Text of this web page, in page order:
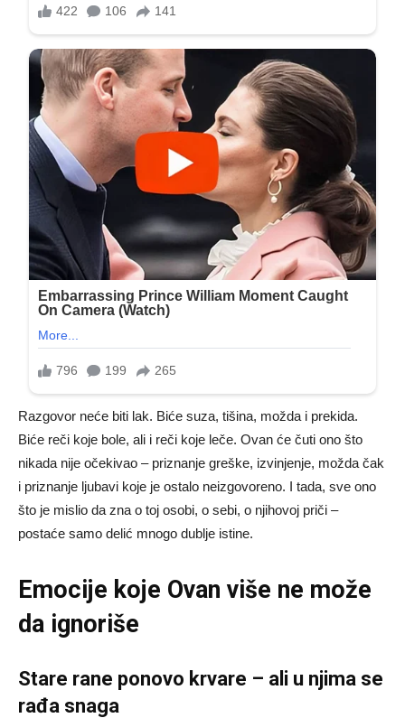
Razgovor neće biti lak. Biće suza, tišina, možda i prekida.
Biće reči koje bole, ali i reči koje leče. Ovan će čuti ono što
nikada nije očekivao – priznanje greške, izvinjenje, možda čak
i priznanje ljubavi koje je ostalo neizgovoreno. I tada, sve ono
što je mislio da zna o toj osobi, o sebi, o njihovoj priči –
postaće samo delić mnogo dublje istine.
Emocije koje Ovan više ne može
da ignoriše
Stare rane ponovo krvare – ali u njima se
rađa snaga